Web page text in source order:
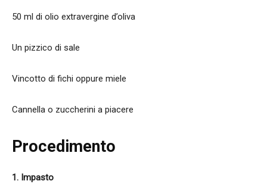
50 ml di olio extravergine d’oliva
Un pizzico di sale
Vincotto di fichi oppure miele
Cannella o zuccherini a piacere
Procedimento
1. Impasto